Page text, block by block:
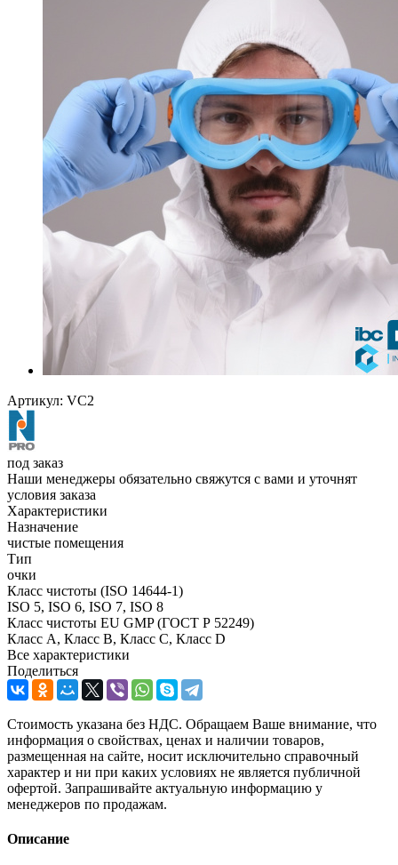
Артикул: VC2
под заказ
Наши менеджеры обязательно свяжутся с вами и уточнят
условия заказа
Характеристики
Назначение
чистые помещения
Тип
очки
Класс чистоты (ISO 14644-1)
ISO 5, ISO 6, ISO 7, ISO 8
Класс чистоты EU GMP (ГОСТ Р 52249)
Класс A, Класс B, Класс C, Класс D
Все характеристики
Поделиться
Стоимость указана без НДС. Обращаем Ваше внимание, что
информация о свойствах, ценах и наличии товаров,
размещенная на сайте, носит исключительно справочный
характер и ни при каких условиях не является публичной
офертой. Запрашивайте актуальную информацию у
менеджеров по продажам.
Описание